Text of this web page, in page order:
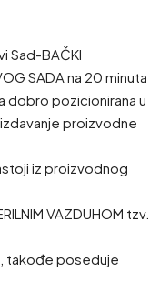
Sad-BAČKI
SADA na 20 minuta
dobro pozicionirana u
proizvodne
iz proizvodnog
VAZDUHOM tzv.
takođe poseduje